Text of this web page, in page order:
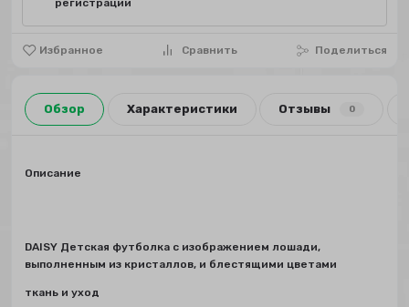
Избранное Сравнить Поделиться
регистрации
Обзор Характеристики Отзывы 0
Описание
DAISY Детская футболка с изображением лошади,
выполненным из кристаллов, и блестящими цветами
ткань и уход